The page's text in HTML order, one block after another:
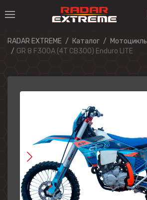
RADAR EXTREME Каталог
GR 8 F300A (4T CB300) Enduro LITE